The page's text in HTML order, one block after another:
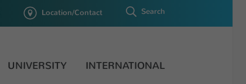
Location/Contact Search
UNIVERSITY INTERNATIONAL